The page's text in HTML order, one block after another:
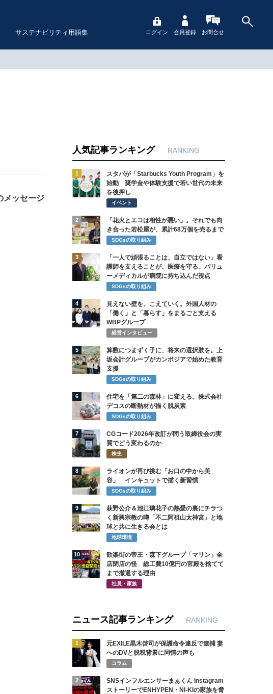
サステナビリティ用語集 ログイン 会員登録 お問合せ
メッセージ
人気記事ランキング RANKING
1
スタバが「Starbucks Youth Program」を
始動 奨学金や体験支援で若い世代の未来
を後押し
イベント
2
「花火とエコは相性が悪い」。それでも向
き合った若松屋が、累計68万個を売るまで
SDGsの取り組み
3
「一人で頑張ることは、自立ではない」看
護師を支えることが、医療を守る。バリュ
ーメディカルが病院に持ち込んだ視点
SDGsの取り組み
4
見えない壁を、こえていく。外国人材の
「働く」と「暮らす」をまるごと支える
WBPグループ
経営インタビュー
5
算数につまずく子に、将来の選択肢を。上
坂会計グループがカンボジアで始めた教育
支援
SDGsの取り組み
6
住宅を「第二の森林」に変える。株式会社
デコスの断熱材が描く脱炭素
SDGsの取り組み
7
CGコード2026年改訂が問う取締役会の実
質でどう変わるのか
株主
8
ライオンが再び挑む「お口の中から美
容」 インキュットで描く新習慣
SDGsの取り組み
9
萩野公介＆池江璃花子の熱愛の裏にチラつ
く新興宗教の噂「不二阿祖山太神宮」と地
球と共に生きる会とは
地球環境
10
歓楽街の帝王・森下グループ「マリン」全
店閉店の怪 総工費10億円の宮殿を捨てて
まで撤退する理由
社員・家族
ニュース記事ランキング RANKING
1
元EXILE黒木啓司が保護命令違反で逮捕 妻
へのDVと脱税背景に同情の声も
コラム
2
SNSインフルエンサーまぁくん Instagram
ストーリーでENHYPEN・NI-KIの家族を脅